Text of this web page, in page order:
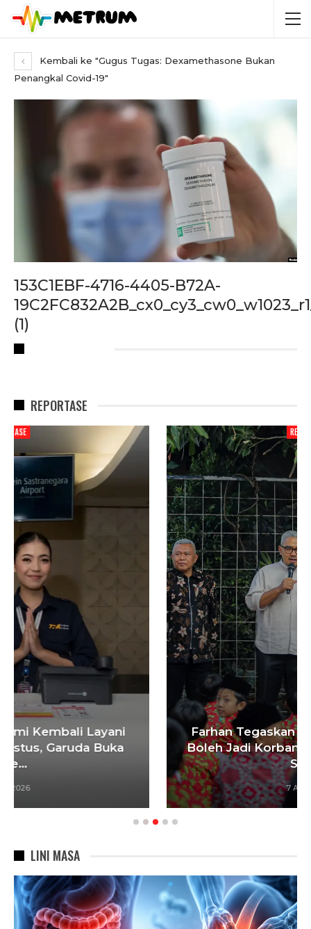
Kembali ke "Gugus Tugas: Dexamethasone Bukan
Penangkal Covid-19"
153C1EBF-4716-4405-B72A-
(1)
REPORTASE
REPORTASE
Farhan Tegaskan Pendidikan Anak Tak
Boleh Jadi Korban Sengketa, 900 Siswa
7 Agu 2026
LINI MASA